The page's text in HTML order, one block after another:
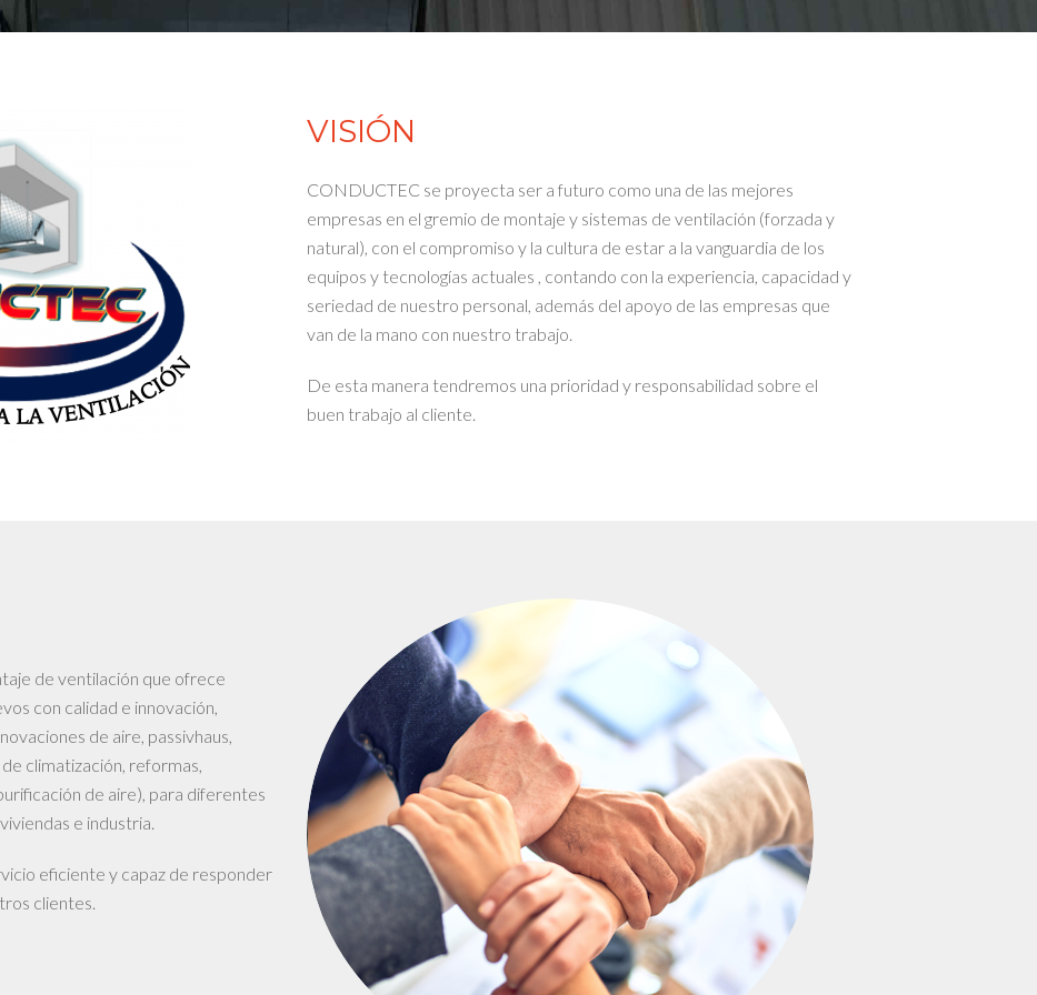
VISIÓN
CONDUCTEC se proyecta ser a futuro como una de las mejores
empresas en el gremio de montaje y sistemas de ventilación (forzada y
natural), con el compromiso y la cultura de estar a la vanguardia de los
equipos y tecnologías actuales , contando con la experiencia, capacidad y
seriedad de nuestro personal, además del apoyo de las empresas que
van de la mano con nuestro trabajo.
De esta manera tendremos una prioridad y responsabilidad sobre el
buen trabajo al cliente.
de ventilación que ofrece
con calidad e innovación,
de aire, passivhaus,
climatización, reformas,
de aire), para diferentes
e industria.
eficiente y capaz de responder
clientes.